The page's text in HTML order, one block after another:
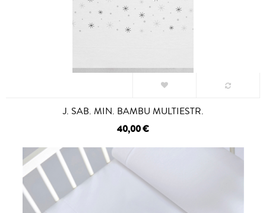
J. SAB. MIN. BAMBU MULTIESTR.
40,00 €